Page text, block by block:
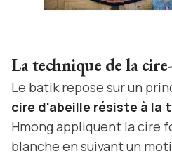
La technique de la
Le batik repose sur un
cire d'abeille résiste à la
Hmong appliquent la cire
blanche en suivant un